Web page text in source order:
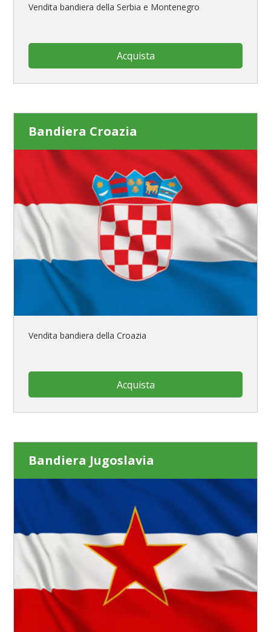
Vendita bandiera della Serbia e Montenegro
Acquista
Bandiera Croazia
Vendita bandiera della Croazia
Acquista
Bandiera Jugoslavia